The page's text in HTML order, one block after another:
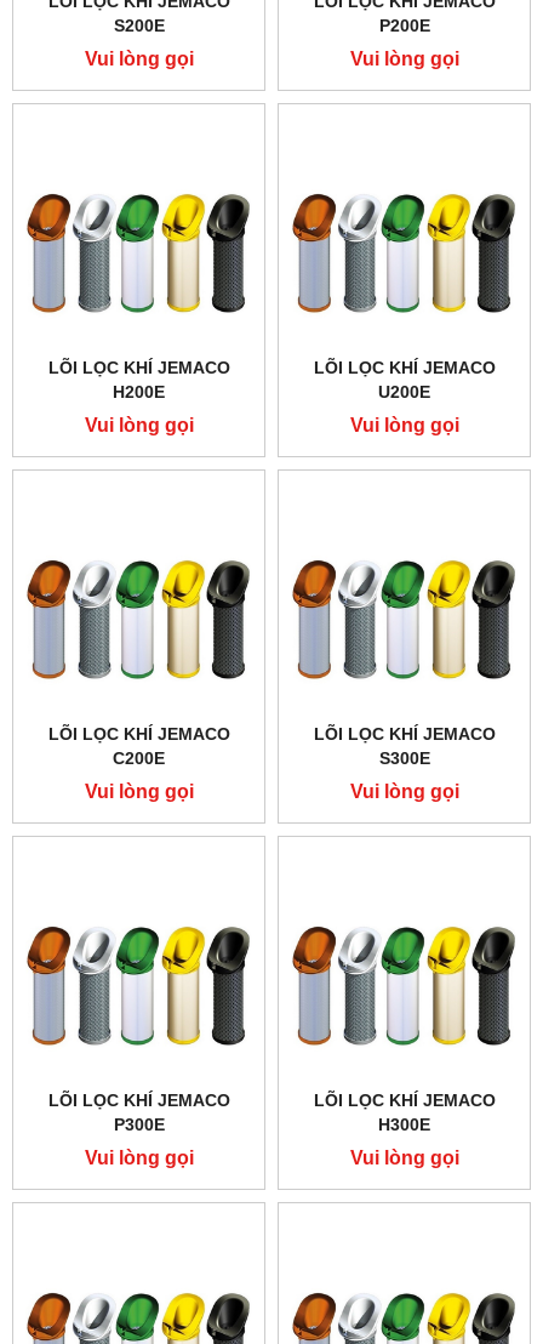
S200E
Vui lòng gọi
P200E
Vui lòng gọi
LÕI LỌC KHÍ JEMACO
H200E
Vui lòng gọi
LÕI LỌC KHÍ JEMACO
U200E
Vui lòng gọi
LÕI LỌC KHÍ JEMACO
C200E
Vui lòng gọi
LÕI LỌC KHÍ JEMACO
S300E
Vui lòng gọi
LÕI LỌC KHÍ JEMACO
P300E
Vui lòng gọi
LÕI LỌC KHÍ JEMACO
H300E
Vui lòng gọi